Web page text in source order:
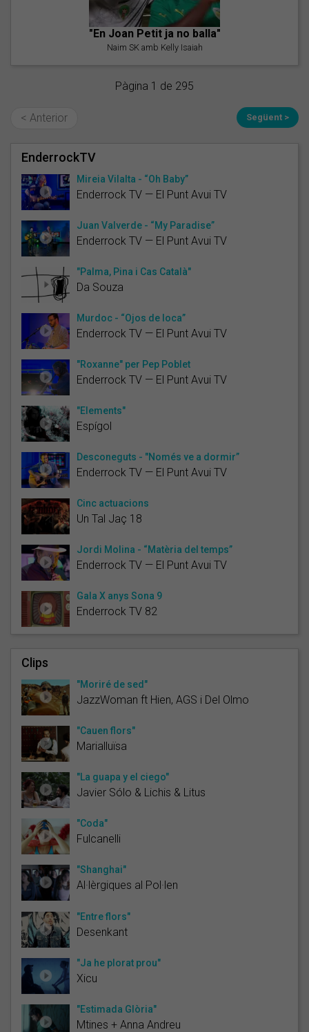
"En Joan Petit ja no balla"
Naim SK amb Kelly Isaiah
Pàgina 1 de 295
< Anterior Següent >
EnderrockTV
Mireia Vilalta - “Oh Baby”
Enderrock TV — El Punt Avui TV
Juan Valverde - “My Paradise”
Enderrock TV — El Punt Avui TV
"Palma, Pina i Cas Català"
Da Souza
Murdoc - “Ojos de loca”
Enderrock TV — El Punt Avui TV
"Roxanne" per Pep Poblet
Enderrock TV — El Punt Avui TV
"Elements"
Espígol
Desconeguts - "Només ve a dormir”
Enderrock TV — El Punt Avui TV
Cinc actuacions
Un Tal Jaç 18
Jordi Molina - “Matèria del temps”
Enderrock TV — El Punt Avui TV
Gala X anys Sona 9
Enderrock TV 82
Clips
"Moriré de sed"
JazzWoman ft Hien, AGS i Del Olmo
"Cauen flors"
Marialluïsa
"La guapa y el ciego"
Javier Sólo & Lichis & Litus
"Coda"
Fulcanelli
"Shanghai"
Al·lèrgiques al Pol·len
"Entre flors"
Desenkant
"Ja he plorat prou"
Xicu
"Estimada Glòria"
Mtines + Anna Andreu